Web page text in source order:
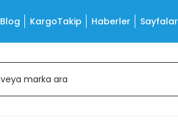
Blog KargoTakip Haberler Sayfalar